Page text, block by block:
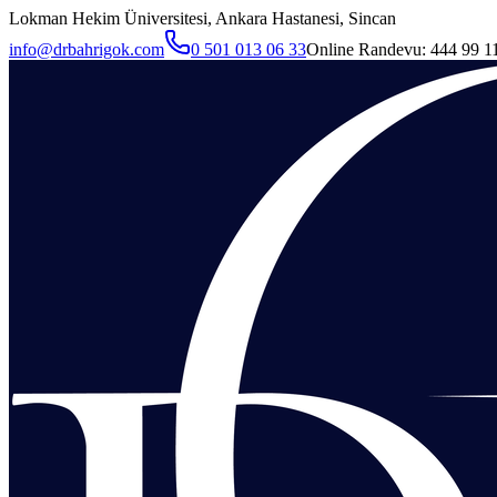
Lokman Hekim Üniversitesi, Ankara Hastanesi, Sincan
info@drbahrigok.com
0 501 013 06 33Online Randevu: 444 99